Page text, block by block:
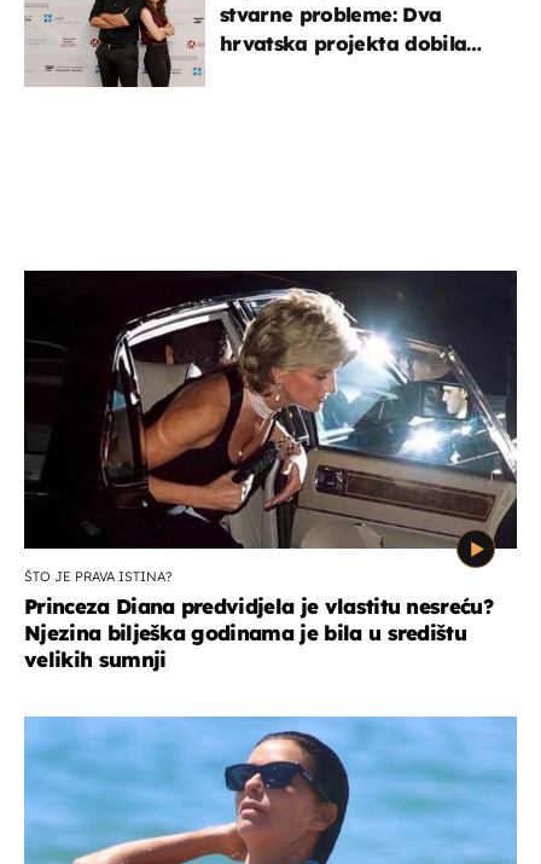
stvarne probleme: Dva
hrvatska projekta dobila
ŠTO JE PRAVA ISTINA?
Princeza Diana predvidjela je vlastitu nesreću?
Njezina bilješka godinama je bila u središtu
velikih sumnji